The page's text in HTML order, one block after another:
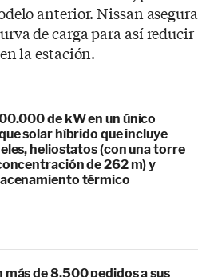
anterior. Nissan asegura
de carga para así reducir
la estación.
de kW en un único
solar híbrido que incluye
heliostatos (con una torre
de 262 m) y
térmico
más de 8.500 pedidos a sus